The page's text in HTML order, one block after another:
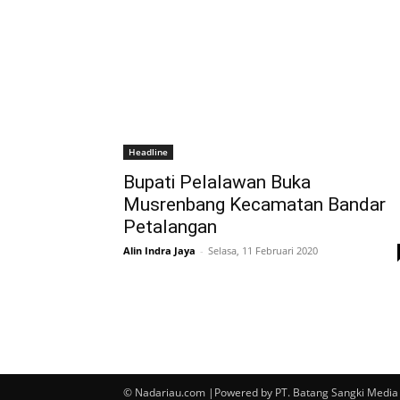
Headline
Bupati Pelalawan Buka
Musrenbang Kecamatan Bandar
Petalangan
Alin Indra Jaya - Selasa, 11 Februari 2020
© Nadariau.com |Powered by PT. Batang Sangki Media